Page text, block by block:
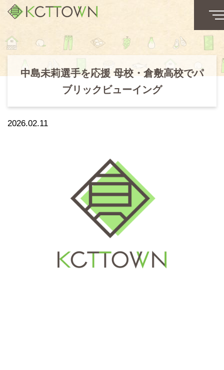
中島未莉選手を応援 母校・倉敷高校でパ
ブリックビューイング
2026.02.11